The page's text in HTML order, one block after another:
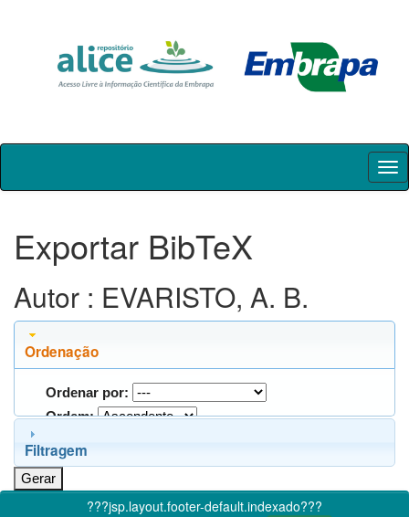
Skip
Exportar BibTeX
Autor : EVARISTO, A. B.
Ordenação
Ordenar por:
Ordem:
Filtragem
???jsp.layout.footer-default.indexado???